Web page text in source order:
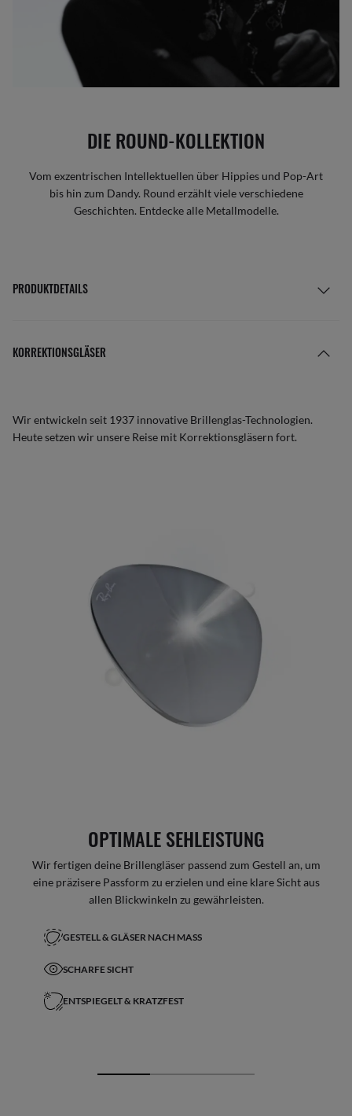
DIE ROUND-KOLLEKTION
Vom exzentrischen Intellektuellen über Hippies und Pop-Art
bis hin zum Dandy. Round erzählt viele verschiedene
Geschichten. Entdecke alle Metallmodelle.
PRODUKTDETAILS
KORREKTIONSGLÄSER
Wir entwickeln seit 1937 innovative Brillenglas-Technologien.
Heute setzen wir unsere Reise mit Korrektionsgläsern fort.
OPTIMALE SEHLEISTUNG
Wir fertigen deine Brillengläser passend zum Gestell an, um
eine präzisere Passform zu erzielen und eine klare Sicht aus
allen Blickwinkeln zu gewährleisten.
GESTELL & GLÄSER NACH MASS
SCHARFE SICHT
ENTSPIEGELT & KRATZFEST